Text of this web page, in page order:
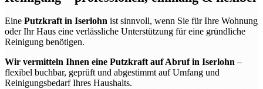
Eine Putzkraft in Iserlohn ist sinnvoll, wenn Sie für Ihre Wohnung
oder Ihr Haus eine verlässliche Unterstützung für eine gründliche
Reinigung benötigen.
Wir vermitteln Ihnen eine Putzkraft auf Abruf in Iserlohn –
flexibel buchbar, geprüft und abgestimmt auf Umfang und
Reinigungsbedarf Ihres Haushalts.